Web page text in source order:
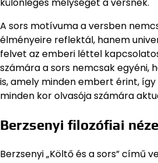
különleges mélységet a versnek.
A sors motívuma a versben
élményeire reflektál, hanem
felvet az emberi léttel
számára a sors nemcsak egyéni,
is, amely minden embert érint,
minden kor olvasója számára
Berzsenyi filozófiai
Berzsenyi „Költő és a sors” című